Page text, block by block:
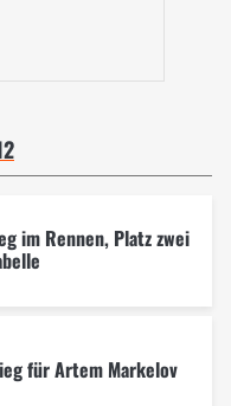
im Rennen, Platz zwei
für Artem Markelov